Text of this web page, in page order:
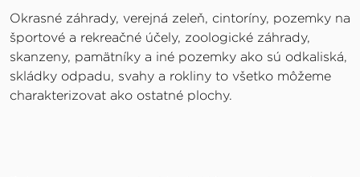
Okrasné záhrady, verejná zeleň, cintoríny, pozemky na
športové a rekreačné účely, zoologické záhrady,
skanzeny, pamätníky a iné pozemky ako sú odkaliská,
skládky odpadu, svahy a rokliny to všetko môžeme
charakterizovat ako ostatné plochy.